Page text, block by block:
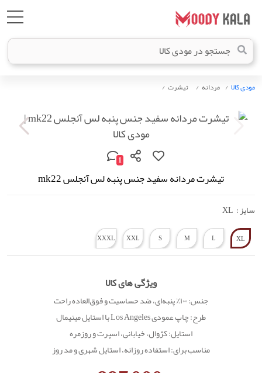
مودی کالا مردانه تیشرت
1
تیشرت مردانه سفید جنس پنبه لس آنجلس mk22
سایز : XL
XL
L
M
S
XXL
XXXL
ویژگی های کالا
جنس: ۱۰۰٪ پنبه‌ای، ضد حساسیت و فوق‌العاده راحت
طرح: چاپ عمودی Los Angeles با استایل مینیمال
استایل: کژوال، خیابانی، اسپرت و روزمره
مناسب برای: استفاده روزانه، استایل شهری و مد روز